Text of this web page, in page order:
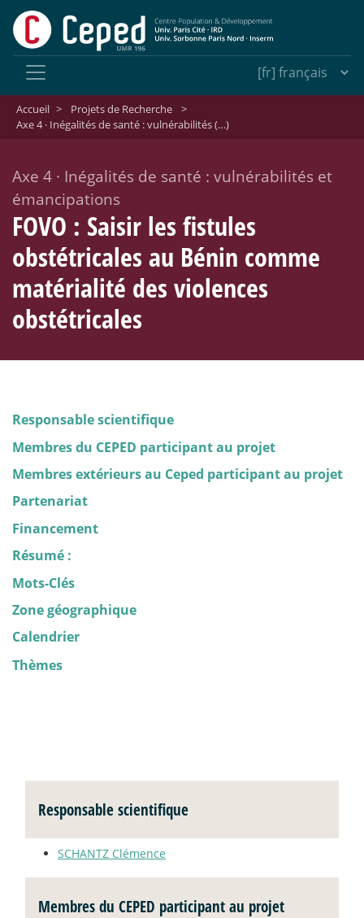
Accueil > Projets de Recherche
>
Axe 4 · Inégalités de santé : vulnérabilités (…)
Axe 4 · Inégalités de santé : vulnérabilités et
émancipations
FOVO : Saisir les fistules
obstétricales au Bénin comme
matérialité des violences
obstétricales
Responsable scientifique
Membres du CEPED participant au projet
Membres extérieurs au Ceped participant au projet
Partenariat
Financement
Résumé :
Mots-Clés
Zone géographique
Calendrier
Thèmes
Responsable scientifique
SCHANTZ Clémence
Membres du CEPED participant au projet